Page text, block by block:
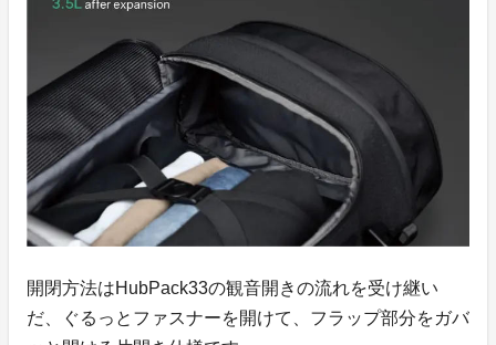
開閉方法はHubPack33の観音開きの流れを受け継い
だ、ぐるっとファスナーを開けて、フラップ部分をガバ